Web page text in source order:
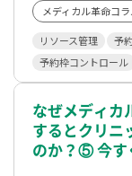
メディカル革命コラ
リソース管理 予
予約枠コントロール
なぜメディカ
するとクリニ
のか？⑤ 今す